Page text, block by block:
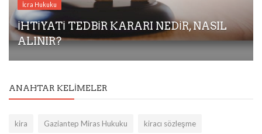
İcra Hukuku
İHTİYATİ TEDBİR KARARI NEDİR, NASIL
ALINIR?
ANAHTAR KELIMELER
kira Gaziantep Miras Hukuku kiracı sözleşme